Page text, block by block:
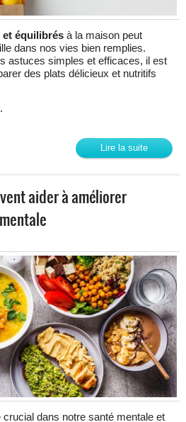
et équilibrésà la maison peut
dans nos vies bien remplies.
astuces simples et efficaces, il est
des plats délicieux et nutritifs
Lire la suite
aider à améliorer
crucial dans notre santé mentale et